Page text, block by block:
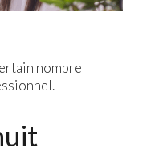
nombre